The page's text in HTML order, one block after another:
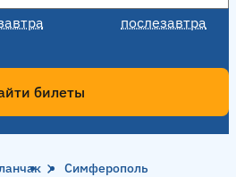
послезавтра
билеты
Симферополь